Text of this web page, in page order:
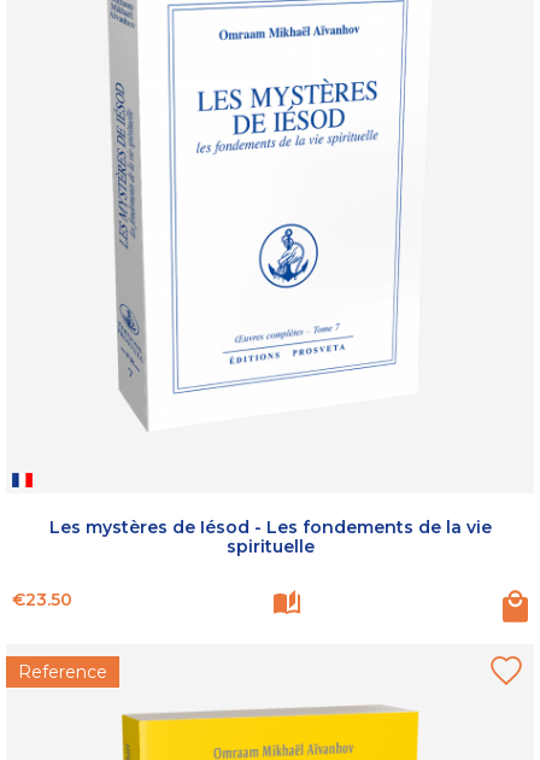
Les mystères de Iésod - Les fondements de la vie
spirituelle
Price
€23.50
Reference